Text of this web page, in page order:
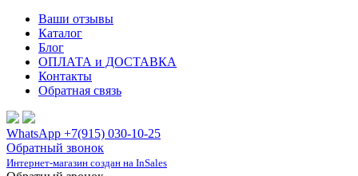
Ваши отзывы
Каталог
Блог
ОПЛАТА и ДОСТАВКА
Контакты
Обратная связь
WhatsApp +7(915) 030-10-25
Обратный звонок
Интернет-магазин создан на InSales